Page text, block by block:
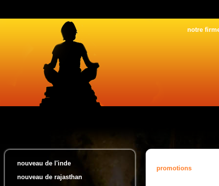
notre
promotions
nouveau de l'inde
nouveau de rajasthan